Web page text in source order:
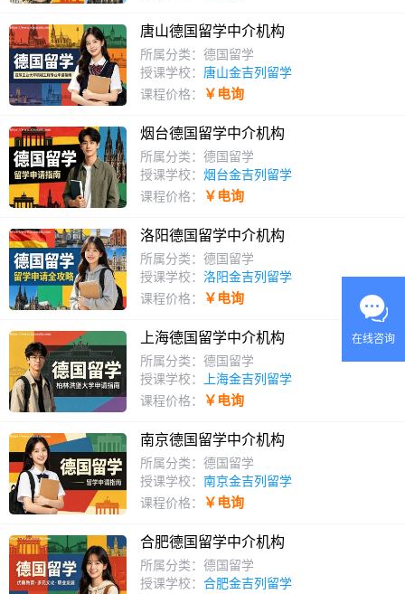
唐山德国留学中介机构
所属分类：德国留学
授课学校： 唐山金吉列留学
课程价格：
￥电询
烟台德国留学中介机构
所属分类：德国留学
授课学校： 烟台金吉列留学
课程价格：
￥电询
洛阳德国留学中介机构
所属分类：德国留学
授课学校： 洛阳金吉列留学
课程价格：
￥电询
上海德国留学中介机构
所属分类：德国留学
授课学校：
上海金吉列留学
课程价格：
￥电询
南京德国留学中介机构
所属分类：德国留学
授课学校： 南京金吉列留学
课程价格：
￥电询
合肥德国留学中介机构
所属分类：德国留学
授课学校： 合肥金吉列留学
在线咨询